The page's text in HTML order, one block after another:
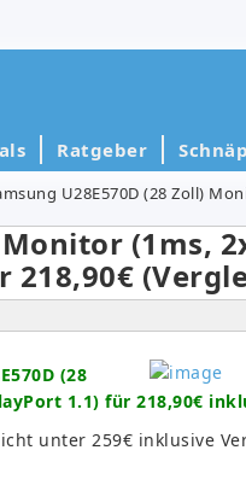
Ratgeber
U28E570D (28 Zoll)
(1ms,
(28
1.1) für 218,90€
unter 259€ inklusive